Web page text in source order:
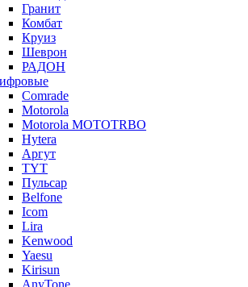
Гранит
Комбат
Круиз
Шеврон
РАДОН
Comrade
Motorola
Motorola MOTOTRBO
Hytera
Аргут
TYT
Пульсар
Belfone
Icom
Lira
Kenwood
Yaesu
Kirisun
AnyTone